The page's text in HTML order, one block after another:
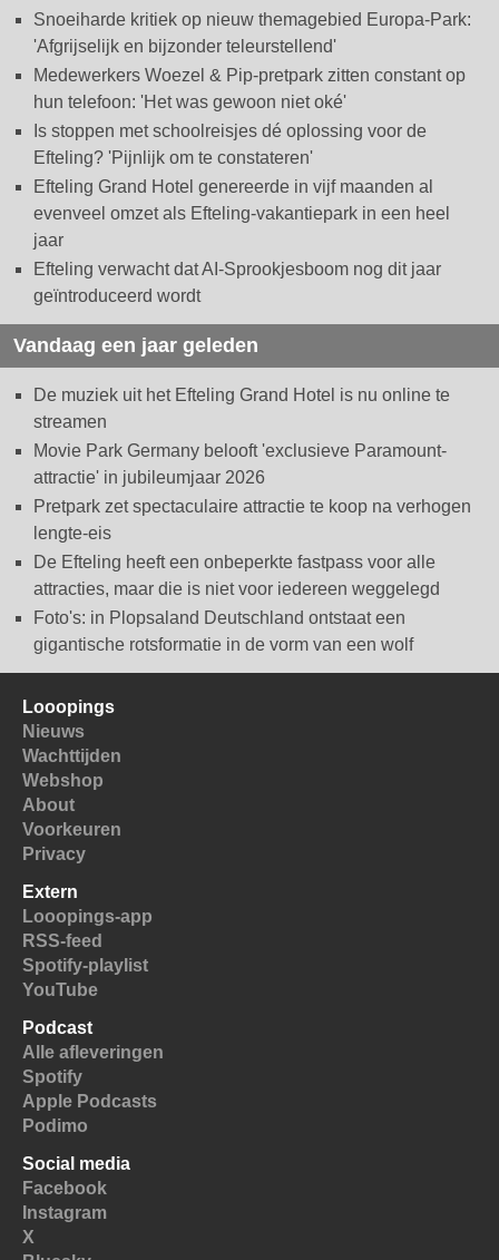
Snoeiharde kritiek op nieuw themagebied Europa-Park:
'Afgrijselijk en bijzonder teleurstellend'
Medewerkers Woezel & Pip-pretpark zitten constant op
hun telefoon: 'Het was gewoon niet oké'
Is stoppen met schoolreisjes dé oplossing voor de
Efteling? 'Pijnlijk om te constateren'
Efteling Grand Hotel genereerde in vijf maanden al
evenveel omzet als Efteling-vakantiepark in een heel
jaar
Efteling verwacht dat AI-Sprookjesboom nog dit jaar
geïntroduceerd wordt
Vandaag een jaar geleden
De muziek uit het Efteling Grand Hotel is nu online te
streamen
Movie Park Germany belooft 'exclusieve Paramount-
attractie' in jubileumjaar 2026
Pretpark zet spectaculaire attractie te koop na verhogen
lengte-eis
De Efteling heeft een onbeperkte fastpass voor alle
attracties, maar die is niet voor iedereen weggelegd
Foto's: in Plopsaland Deutschland ontstaat een
gigantische rotsformatie in de vorm van een wolf
Looopings
Nieuws
Wachttijden
Webshop
About
Voorkeuren
Privacy
Extern
Looopings-app
RSS-feed
Spotify-playlist
YouTube
Podcast
Alle afleveringen
Spotify
Apple Podcasts
Podimo
Social media
Facebook
Instagram
X